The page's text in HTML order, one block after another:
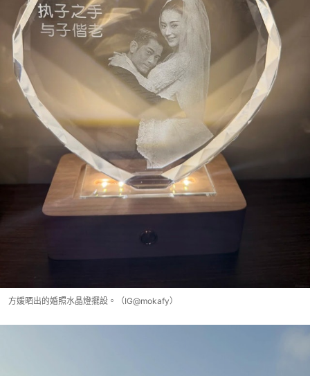
方媛晒出的婚照水晶燈擺設。（IG@mokafy）